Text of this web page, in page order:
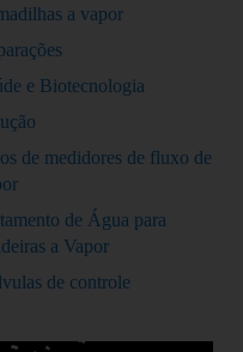
a vapor
e Biotecnologia
de medidores de fluxo de
de Água para
a Vapor
de controle